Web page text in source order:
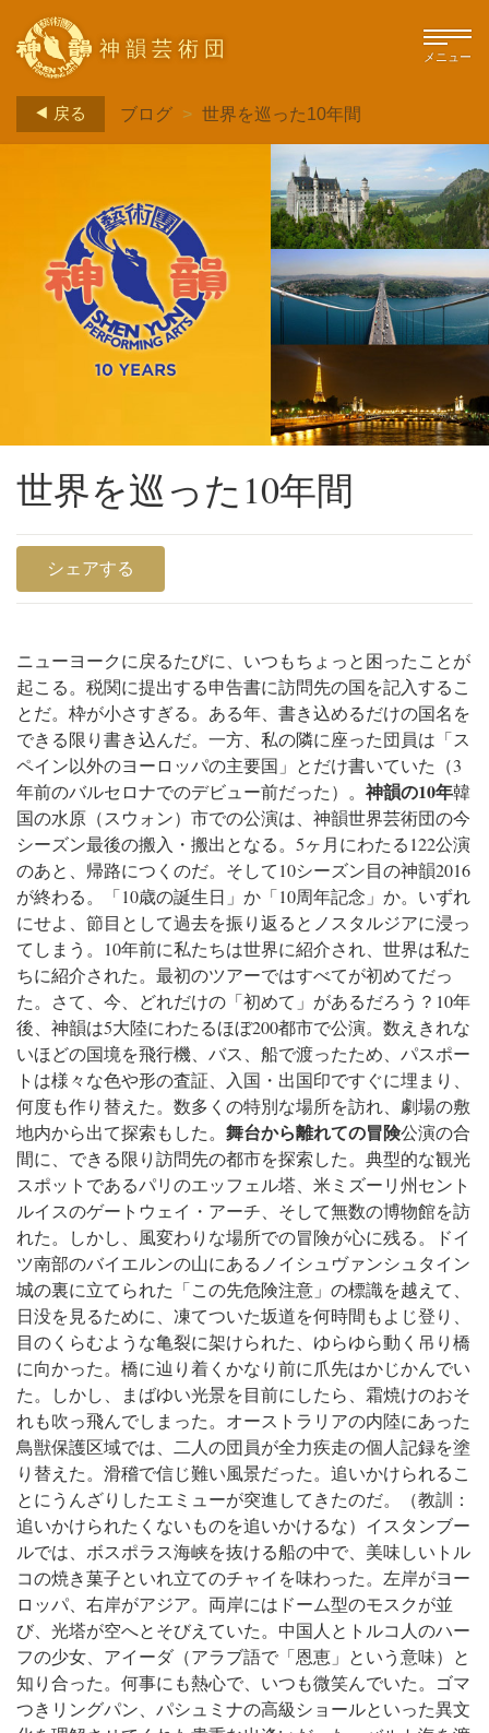
神韻芸術団 メニュー
戻る ブログ > 世界を巡った10年間
世界を巡った10年間
シェアする
ニューヨークに戻るたびに、いつもちょっと困ったことが
起こる。税関に提出する申告書に訪問先の国を記入するこ
とだ。枠が小さすぎる。 ある年、書き込めるだけの国名を
できる限り書き込んだ。一方、私の隣に座った団員は「ス
ペイン以外のヨーロッパの主要国」とだけ書いていた（3
年前のバルセロナでのデビュー前だった）。 神韻の10年韓
国の水原（スウォン）市での公演は、神韻世界芸術団の今
シーズン最後の搬入・搬出となる。5ヶ月にわたる122公演
のあと、帰路につくのだ。そして10シーズン目の神韻2016
が終わる。
「10歳の誕生日」か「10周年記念」か。いずれ
にせよ、節目として過去を振り返るとノスタルジアに浸っ
てしまう。 10年前に私たちは世界に紹介され、世界は私た
ちに紹介された。最初のツアーではすべてが初めてだっ
た。さて、今、どれだけの「初めて」があるだろう？ 10年
後、神韻は5大陸にわたるほぼ200都市で公演。数えきれな
いほどの国境を飛行機、バス、船で渡ったため、パスポー
トは様々な色や形の査証、入国・出国印ですぐに埋まり、
何度も作り替えた。 数多くの特別な場所を訪れ、劇場の敷
地内から出て探索もした。 舞台から離れての冒険公演の合
間に、できる限り訪問先の都市を探索した。典型的な観光
スポットであるパリのエッフェル塔、米ミズーリ州セント
ルイスのゲートウェイ・アーチ、そして無数の博物館を訪
れた。しかし、風変わりな場所での冒険が心に残る。
ドイ
ツ南部のバイエルンの山にあるノイシュヴァンシュタイン
城の裏に立てられた「この先危険注意」の標識を越えて、
日没を見るために、凍てついた坂道を何時間もよじ登り、
目のくらむような亀裂に架けられた、ゆらゆら動く吊り橋
に向かった。橋に辿り着くかなり前に爪先はかじかんでい
た。しかし、まばゆい光景を目前にしたら、霜焼けのおそ
れも吹っ飛んでしまった。 オーストラリアの内陸にあった
鳥獣保護区域では、二人の団員が全力疾走の個人記録を塗
り替えた。滑稽で信じ難い風景だった。追いかけられるこ
とにうんざりしたエミューが突進してきたのだ。（教訓：
追いかけられたくないものを追いかけるな） イスタンブー
ルでは、ボスポラス海峡を抜ける船の中で、美味しいトル
コの焼き菓子といれ立てのチャイを味わった。左岸がヨー
ロッパ、右岸がアジア。両岸にはドーム型のモスクが並
び、光塔が空へとそびえていた。中国人とトルコ人のハー
フの少女、アイーダ（アラブ語で「恩恵」という意味）と
知り合った。何事にも熱心で、いつも微笑んでいた。ゴマ
つきリングパン、パシュミナの高級ショールといった異文